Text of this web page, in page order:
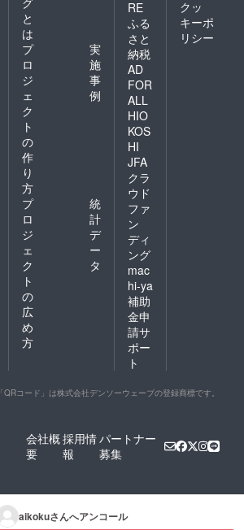
と
は
プ
ロ
ジ
ェ
ク
ト
の
作
り
方
実
施
事
例
プ
ロ
ジ
ェ
ク
ト
の
広
め
方
統
計
デ
ー
タ
RE
ふる
さと
納税
AD
FOR
ALL
HIO
KOS
HI
JFA
クラ
ウド
ファ
ン
ディ
ング
mac
hi-ya
補助
金申
請サ
ポー
ト
クッ
キーポ
リシー
「QRコード」は株式会社デンソーウェーブの登録商標です。
会社概
要
採用情
報
パートナー
募集
aikokuさんへアンコール